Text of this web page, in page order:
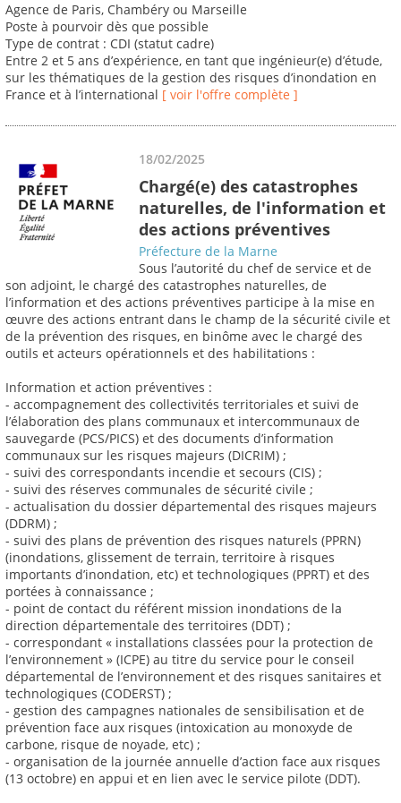
Agence de Paris, Chambéry ou Marseille
Poste à pourvoir dès que possible
Type de contrat : CDI (statut cadre)
Entre 2 et 5 ans d’expérience, en tant que ingénieur(e) d’étude,
sur les thématiques de la gestion des risques d’inondation en
France et à l’international [ voir l'offre complète ]
18/02/2025
Chargé(e) des catastrophes
naturelles, de l'information et
des actions préventives
Préfecture de la Marne
Sous l’autorité du chef de service et de
son adjoint, le chargé des catastrophes naturelles, de
l’information et des actions préventives participe à la mise en
œuvre des actions entrant dans le champ de la sécurité civile et
de la prévention des risques, en binôme avec le chargé des
outils et acteurs opérationnels et des habilitations :
Information et action préventives :
- accompagnement des collectivités territoriales et suivi de
l’élaboration des plans communaux et intercommunaux de
sauvegarde (PCS/PICS) et des documents d’information
communaux sur les risques majeurs (DICRIM) ;
- suivi des correspondants incendie et secours (CIS) ;
- suivi des réserves communales de sécurité civile ;
- actualisation du dossier départemental des risques majeurs
(DDRM) ;
- suivi des plans de prévention des risques naturels (PPRN)
(inondations, glissement de terrain, territoire à risques
importants d’inondation, etc) et technologiques (PPRT) et des
portées à connaissance ;
- point de contact du référent mission inondations de la
direction départementale des territoires (DDT) ;
- correspondant « installations classées pour la protection de
l’environnement » (ICPE) au titre du service pour le conseil
départemental de l’environnement et des risques sanitaires et
technologiques (CODERST) ;
- gestion des campagnes nationales de sensibilisation et de
prévention face aux risques (intoxication au monoxyde de
carbone, risque de noyade, etc) ;
- organisation de la journée annuelle d’action face aux risques
(13 octobre) en appui et en lien avec le service pilote (DDT).